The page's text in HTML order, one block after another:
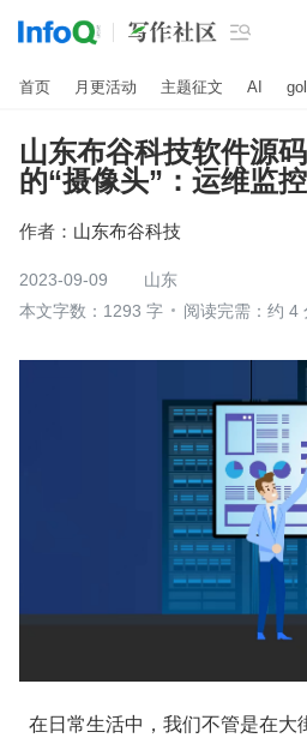

首页 月更活动 主题征文 AI
山东布谷科技软件源
的“摄像头”：运维监
作者： 山东布谷科技
2023-09-09
山东
本文字数：1293 字
阅读完需：约 4